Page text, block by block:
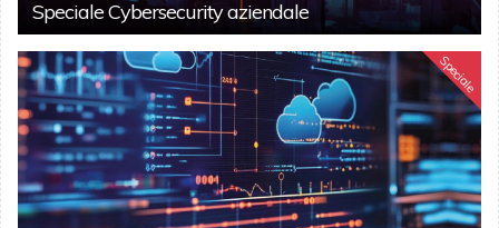
Speciale Cybersecurity aziendale
Speciale